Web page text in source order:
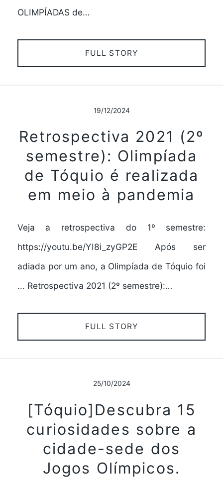
OLIMPÍADAS de…
FULL STORY
19/12/2024
Retrospectiva 2021 (2º
semestre): Olimpíada
de Tóquio é realizada
em meio à pandemia
Veja a retrospectiva do 1º semestre:
https://youtu.be/YI8i_zyGP2E Após ser
adiada por um ano, a Olimpíada de Tóquio foi
... Retrospectiva 2021 (2º semestre):…
FULL STORY
25/10/2024
[Tóquio]Descubra 15
curiosidades sobre a
cidade-sede dos
Jogos Olímpicos.